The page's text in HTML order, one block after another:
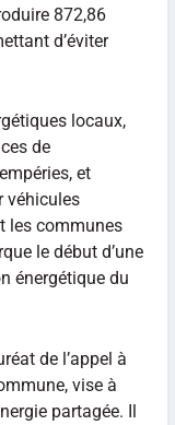
872,86
d’éviter
locaux,
de
et
véhicules
les communes
le début d’une
énergétique du
de l’appel à
vise à
partagée. Il